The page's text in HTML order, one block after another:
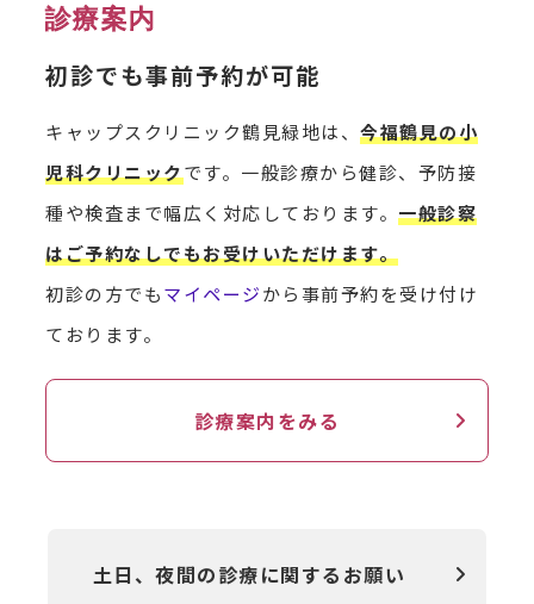
診療案内
初診でも事前予約が可能
キャップスクリニック鶴見緑地は、今福鶴見の小
児科クリニックです。一般診療から健診、予防接
種や検査まで幅広く対応しております。一般診察
はご予約なしでもお受けいただけます。
初診の方でもマイページから事前予約を受け付け
ております。
診療案内をみる
土日、夜間の診療に関するお願い